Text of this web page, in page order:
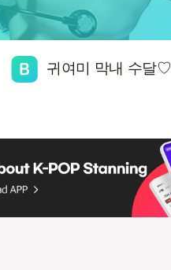
귀여미 막내 수달♡